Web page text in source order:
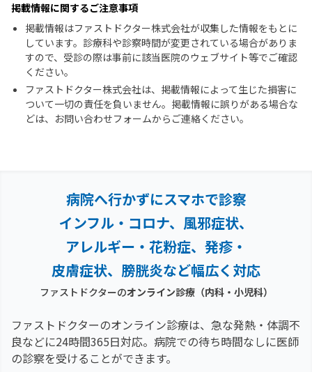
掲載情報に関するご注意事項
掲載情報はファストドクター株式会社が収集した情報をもとに
しています。診療科や診察時間が変更されている場合がありま
すので、受診の際は事前に該当医院のウェブサイト等でご確認
ください。
ファストドクター株式会社は、掲載情報によって生じた損害に
ついて一切の責任を負いません。掲載情報に誤りがある場合な
どは、お問い合わせフォームからご連絡ください。
病院へ行かずにスマホで診察
インフル・コロナ、風邪症状、
アレルギー・花粉症、 発疹・
皮膚症状、膀胱炎など幅広く対応
ファストドクターのオンライン診療（内科・小児科）
ファストドクターのオンライン診療は、急な発熱・体調不
良などに24時間365日対応。 病院での待ち時間なしに医師
の診察を受けることができます。